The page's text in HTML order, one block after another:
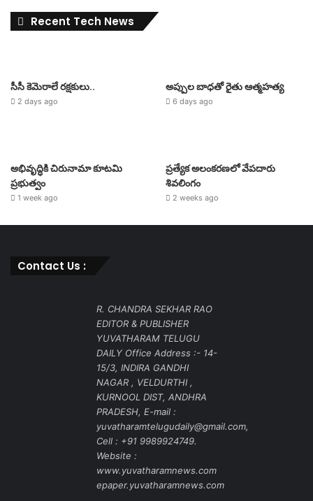
Recent Tech News
సీసీ కెమెరాలే రక్షకులు..
2 days ago
అప్పుల బాధతో రైతు ఆత్మహత్య
6 days ago
అభివృద్ధికి చిరునామా కూటమి
ప్రభుత్వం
1 week ago
ప్రత్యేక అలంకరణలో వేపదారు
శివలింగం
2 weeks ago
Contact Us :
R. CHANDRA SEKHAR RAO
EDITOR & PUBLISHER
YUVATHARAM TELUGU
DAILY Office Address :- 14-
15/3, INDIRA GANDHI
NAGAR , VELDURTHI ,
KURNOOL DIST, ANDHRA
PRADESH, E-mail :
yuvatharamtelugudaily@gmail.com,
Cell : +91 9989924749.
Website :
www.yuvatharamnews.com
epaper.yuvatharamnews.com